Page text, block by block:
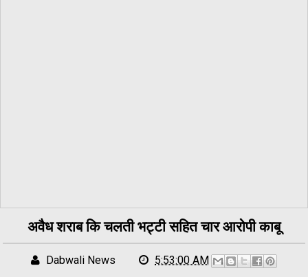
अवैध शराब कि चलती भट्टी सहित चार आरोपी काबू
Dabwali News 5:53:00 AM